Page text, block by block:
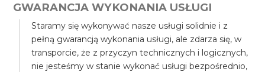
GWARANCJA WYKONANIA USŁUGI
Staramy się wykonywać nasze usługi solidnie i z
pełną gwarancją wykonania usługi, ale zdarza się, w
transporcie, że z przyczyn technicznych i logicznych,
nie jesteśmy w stanie wykonać usługi bezpośrednio,